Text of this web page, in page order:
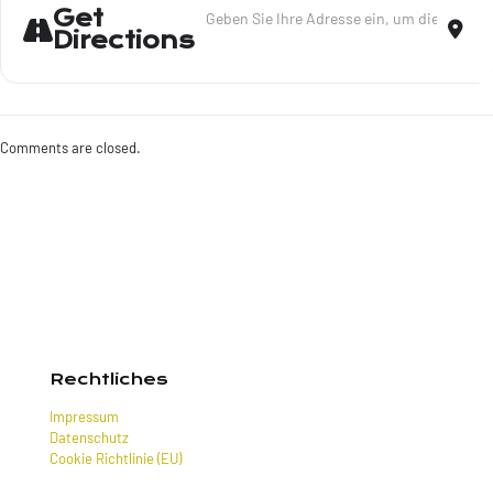
Get
Directions
Comments are closed.
Rechtliches
Impressum
Datenschutz
Cookie Richtlinie (EU)